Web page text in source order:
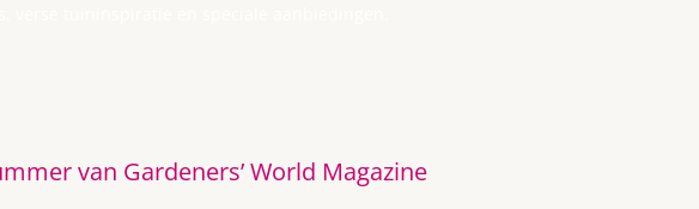
van Gardeners’ World Magazine